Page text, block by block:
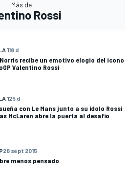
Más de
Rossi
118 d
recibe un emotivo elogio del icono
Valentino Rossi
125 d
con Le Mans junto a su ídolo Rossi
McLaren abre la puerta al desafío
28 sept 2015
menos pensado